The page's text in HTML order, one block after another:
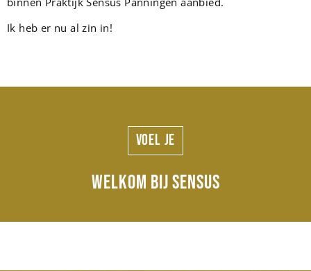
Ik heb er nu al zin in!
Voel je
WELKOM BIJ SENSUS